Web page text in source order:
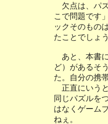
欠点は、パ
こで問題です
ックそのもの
たことでしょう
あと、本書
ど）があるそ
た。自分の携
正直にいう
同じパズルを
はなくゲーム
ねぇ。